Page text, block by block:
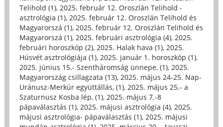
Telihold (1), 2025. február 12. Oroszlán Telihold -
asztrológia (1), 2025. február 12. Oroszlán Telihold és
Magyarorszá (1), 2025. február 12. Oroszlán Telihold és
Magyarorszá (1), 2025. februári asztrológia (4), 2025.
februári horoszkóp (2), 2025. Halak hava (1), 2025.
Húsvét asztrológiája (1), 2025. január 1. horoszkóp (1),
2025. június 15.- Szentháromság ünnepe, (1), 2025.
Magyarország csillagzata (13), 2025. május 24-25. Nap-
Uránusz-Merkúr együttállás, (1), 2025. május 25.- a
Szaturnusz Kosba lép, (1), 2025. május 7.-8
pápaválasztás (1), 2025. májusi asztrológia (4), 2025.
májusi asztrológia- pápaválasztás (1), 2025. májusi